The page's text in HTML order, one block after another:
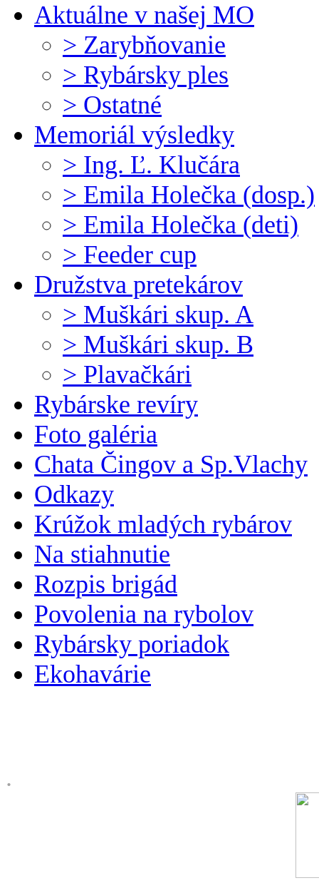
Aktuálne v našej MO
> Zarybňovanie
> Rybársky ples
> Ostatné
Memoriál výsledky
> Ing. Ľ. Klučára
> Emila Holečka (dosp.)
> Emila Holečka (deti)
> Feeder cup
Družstva pretekárov
> Muškári skup. A
> Muškári skup. B
> Plavačkári
Rybárske revíry
Foto galéria
Chata Čingov a Sp.Vlachy
Odkazy
Krúžok mladých rybárov
Na stiahnutie
Rozpis brigád
Povolenia na rybolov
Rybársky poriadok
Ekohavárie
.